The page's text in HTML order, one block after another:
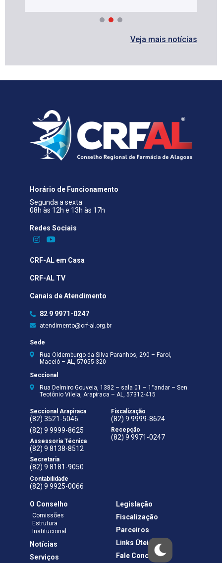
Veja mais notícias
Horário de Funcionamento
Segunda a sexta
08h às 12h e 13h às 17h
Redes Sociais​
CRF-AL em Casa
CRF-AL TV
Canais de Atendimento
82 9 9971-0247
atendimento@crf-al.org.br
Sede
Rua Oldemburgo da Silva Paranhos, 290 – Farol,
Maceió – AL, 57055-320
Seccional
Rua Delmiro Gouveia, 1382 – sala 01 – 1°andar – Sen.
Teotônio Vilela, Arapiraca – AL, 57312-415
Seccional Arapiraca
(82) 3521-5046
(82) 9 9999-8625
Assessoria Técnica
(82) 9 8138-8512
Secretaria
(82) 9 8181-9050
Contabilidade
(82) 9 9925-0066
Fiscalização
(82) 9 9999-8624
Recepção
(82) 9 9971-0247
O Conselho
Comissões
Estrutura
Institucional
Notícias
Serviços
Legislação
Fiscalização
Parceiros
Links Úteis
Fale Conosco